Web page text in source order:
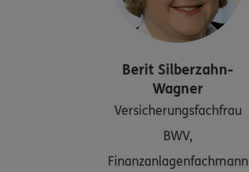
Berit Silberzahn-
Wagner
Versicherungsfachfrau
BWV,
Finanzanlagenfachmann